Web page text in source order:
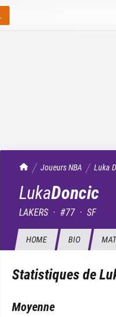
TrashTalk Actu NBA
Joueurs NBA Luka
LukaDoncic
LAKERS · #77 · SF
HOME BIO
Statistiques de
Moyenne